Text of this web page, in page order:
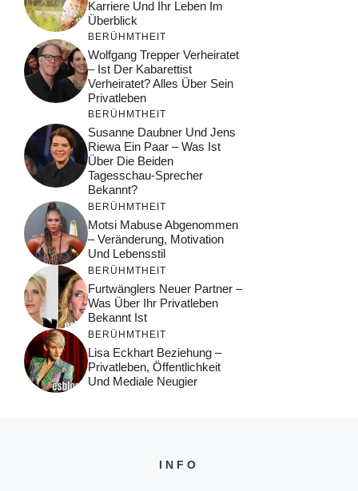
Karriere Und Ihr Leben Im
Überblick
BERÜHMTHEIT
Wolfgang Trepper Verheiratet
– Ist Der Kabarettist
Verheiratet? Alles Über Sein
Privatleben
BERÜHMTHEIT
Susanne Daubner Und Jens
Riewa Ein Paar – Was Ist
Über Die Beiden
Tagesschau-Sprecher
Bekannt?
BERÜHMTHEIT
Motsi Mabuse Abgenommen
– Veränderung, Motivation
Und Lebensstil
BERÜHMTHEIT
Furtwänglers Neuer Partner –
Was Über Ihr Privatleben
Bekannt Ist
BERÜHMTHEIT
Lisa Eckhart Beziehung –
Privatleben, Öffentlichkeit
Und Mediale Neugier
INFO